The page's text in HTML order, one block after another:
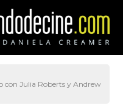
con Julia Roberts y Andrew